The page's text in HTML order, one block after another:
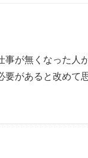
が無くなった人
があると改めて